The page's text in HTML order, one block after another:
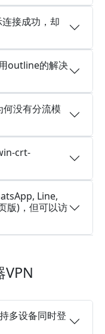
接成功，却
outline的解决
没有分流模
crt-
Line,
版)，但可以访
VPN
多设备同时登